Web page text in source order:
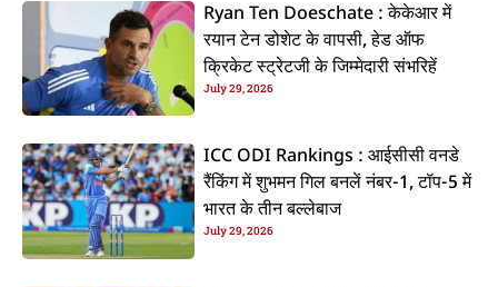
Ryan Ten Doeschate : केकेआर में
रयान टेन डोशेट के वापसी, हेड ऑफ
क्रिकेट स्ट्रेटजी के जिम्मेदारी संभरिहें
July 29, 2026
ICC ODI Rankings : आईसीसी वनडे
रैंकिंग में शुभमन गिल बनलें नंबर-1, टॉप-5 में
भारत के तीन बल्लेबाज
July 29, 2026